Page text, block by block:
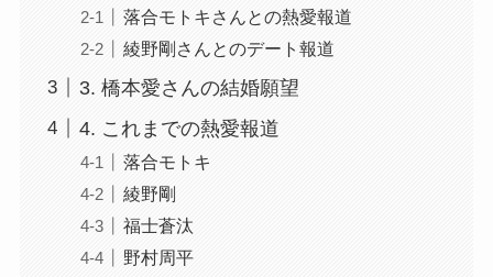
落合モトキさんとの熱愛報道
綾野剛さんとのデート報道
3. 橋本愛さんの結婚願望
4. これまでの熱愛報道
落合モトキ
綾野剛
福士蒼汰
野村周平